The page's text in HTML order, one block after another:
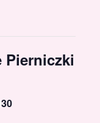
Pierniczki